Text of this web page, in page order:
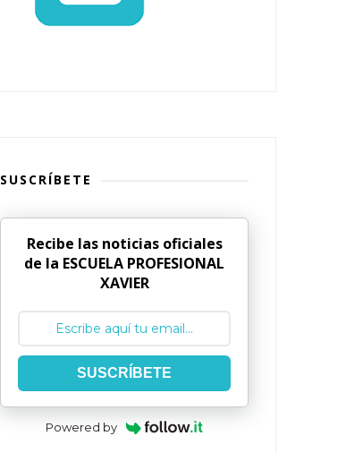
SUSCRÍBETE
Recibe las noticias oficiales
de la ESCUELA PROFESIONAL
XAVIER
SUSCRÍBETE
Powered by